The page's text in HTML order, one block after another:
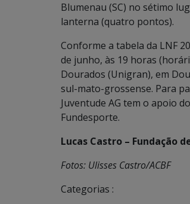
Blumenau (SC) no sétimo
lanterna (quatro pontos).
Conforme a tabela da LNF
de junho, às 19 horas
Dourados (Unigran), em
sul-mato-grossense. Para
Juventude AG tem o apoio
Fundesporte.
Lucas Castro – Fundação
Fotos: Ulisses Castro/ACBF
Categorias :